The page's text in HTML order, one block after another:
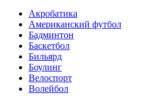
Акробатика
Американский футбол
Бадминтон
Баскетбол
Бильярд
Боулинг
Велоспорт
Волейбол